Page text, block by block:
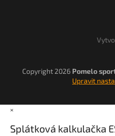
Copyright 2026 Pomelo
Upravit
×
Splátková kalkulačka